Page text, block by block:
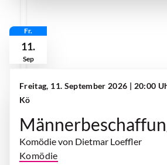
Fr.
11.
Sep
Freitag, 11. September 2026 | 20:00
Kö
Komödie von Dietmar Loeffler
Komödie